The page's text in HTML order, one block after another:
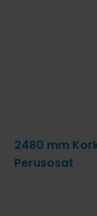
2480 mm
Perusosat